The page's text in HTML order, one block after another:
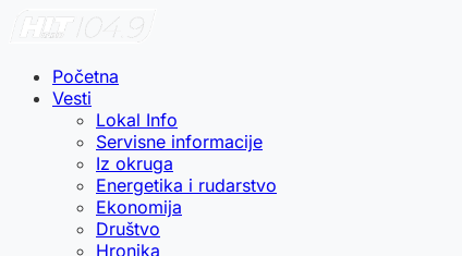
Početna
Vesti
Lokal Info
Servisne informacije
Iz okruga
Energetika i rudarstvo
Ekonomija
Društvo
Hronika